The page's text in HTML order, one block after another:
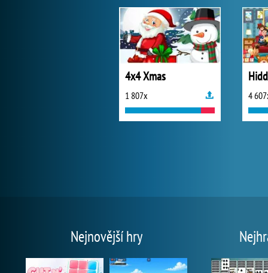
4x4 Xmas
1 807x 4
Nejnovější hry